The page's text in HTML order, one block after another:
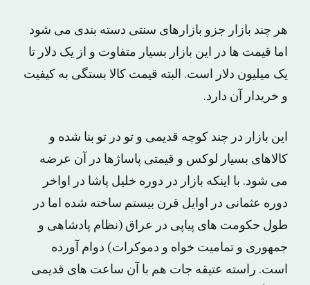
هر چند بازار جزو بازارهای سنتی دسته بندی می شود
اما قیمت ها در این بازار بسیار متفاوت و از یک دلار تا
یک میلیون دلار است. البته قیمت کالا بستگی به کیفیت
و خریدار آن دارد.
این بازار در چند کوچه قدیمی و تو در تو بنا شده و
کالاهای بسیار لوکس و قیمتی پاساژها در آن عرضه
می شود. با اینکه بازار در دوره خلیل پاشا در اواخر
دوره عثمانی در اوایل قرن بیستم ساخته شده اما در
طول حکومت های پیاپی در عراق (نظام پادشاهی و
جمهوری و تمامیت خواه و دموکرات) دوام آورده
است. راسته عتیقه جات هم با آن ساعت های قدیمی